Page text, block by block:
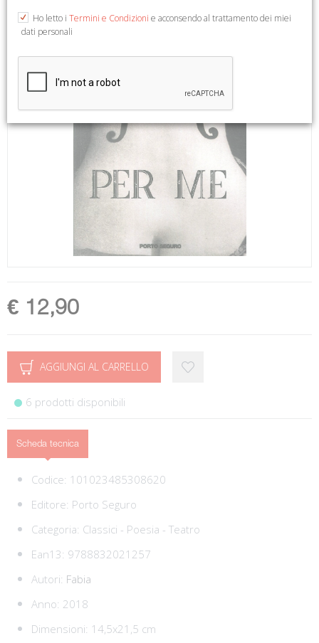
€ 12,90
AGGIUNGI AL CARRELLO
6 prodotti disponibili
Scheda tecnica
Codice: 101023485308620
Editore: Porto Seguro
Categoria: Classici - Poesia - Teatro
Ean13: 9788832021257
Autori: Fabia
Anno: 2018
Dimensioni: 14,5x21,5 cm
Ho letto i Termini e Condizioni e acconsendo al trattamento dei miei
dati personali